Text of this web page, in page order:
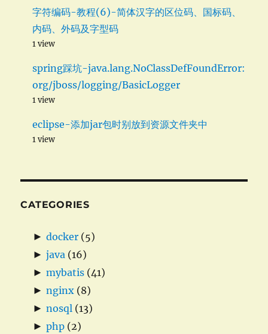
字符编码-教程(6)-简体汉字的区位码、国标码、
内码、外码及字型码
1 view
spring踩坑-java.lang.NoClassDefFoundError:
org/jboss/logging/BasicLogger
1 view
eclipse-添加jar包时别放到资源文件夹中
1 view
CATEGORIES
► docker (5)
► java (16)
► mybatis (41)
► nginx (8)
► nosql (13)
► php (2)